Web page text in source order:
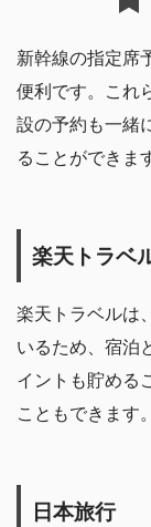
新幹線の指定席
便利です。これ
設の予約も一緒
ることができま
楽天トラベ
楽天トラベルは
いるため、宿泊
イントも貯める
こともできます。
日本旅行